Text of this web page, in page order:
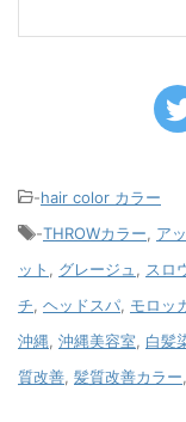
-hair color カラー
-THROWカラー, ア
ット , グレージュ, スロ
チ, ヘッドスパ, モロッ
沖縄, 沖縄美容室, 白髪
質改善, 髪質改善カラー,